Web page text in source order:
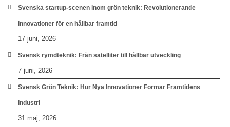
Svenska startup-scenen inom grön teknik: Revolutionerande
innovationer för en hållbar framtid
17 juni, 2026
Svensk rymdteknik: Från satelliter till hållbar utveckling
7 juni, 2026
Svensk Grön Teknik: Hur Nya Innovationer Formar Framtidens
Industri
31 maj, 2026